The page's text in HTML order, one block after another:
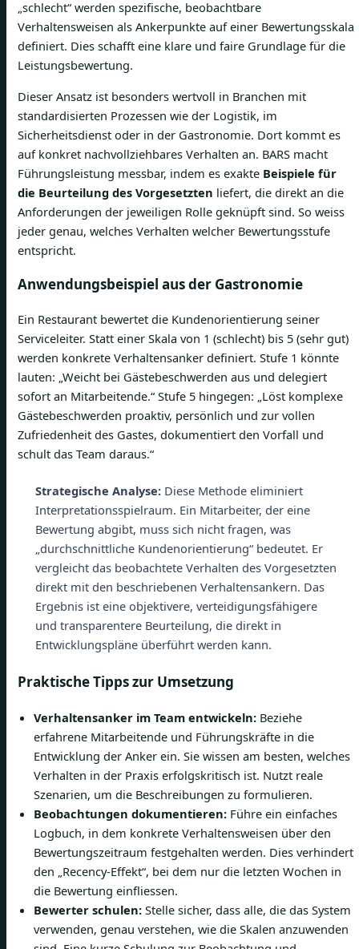
„schlecht“ werden spezifische, beobachtbare
Verhaltensweisen als Ankerpunkte auf einer Bewertungsskala
definiert. Dies schafft eine klare und faire Grundlage für die
Leistungsbewertung.
Dieser Ansatz ist besonders wertvoll in Branchen mit
standardisierten Prozessen wie der Logistik, im
Sicherheitsdienst oder in der Gastronomie. Dort kommt es
auf konkret nachvollziehbares Verhalten an. BARS macht
Führungsleistung messbar, indem es exakte Beispiele für
die Beurteilung des Vorgesetzten liefert, die direkt an die
Anforderungen der jeweiligen Rolle geknüpft sind. So weiss
jeder genau, welches Verhalten welcher Bewertungsstufe
entspricht.
Anwendungsbeispiel aus der Gastronomie
Ein Restaurant bewertet die Kundenorientierung seiner
Serviceleiter. Statt einer Skala von 1 (schlecht) bis 5 (sehr gut)
werden konkrete Verhaltensanker definiert. Stufe 1 könnte
lauten: „Weicht bei Gästebeschwerden aus und delegiert
sofort an Mitarbeitende.“ Stufe 5 hingegen: „Löst komplexe
Gästebeschwerden proaktiv, persönlich und zur vollen
Zufriedenheit des Gastes, dokumentiert den Vorfall und
schult das Team daraus.“
Strategische Analyse:Diese Methode eliminiert
Interpretationsspielraum. Ein Mitarbeiter, der eine
Bewertung abgibt, muss sich nicht fragen, was
„durchschnittliche Kundenorientierung“ bedeutet. Er
vergleicht das beobachtete Verhalten des Vorgesetzten
direkt mit den beschriebenen Verhaltensankern. Das
Ergebnis ist eine objektivere, verteidigungsfähigere
und transparentere Beurteilung, die direkt in
Entwicklungspläne überführt werden kann.
Praktische Tipps zur Umsetzung
Verhaltensanker im Team entwickeln: Beziehe
erfahrene Mitarbeitende und Führungskräfte in die
Entwicklung der Anker ein. Sie wissen am besten, welches
Verhalten in der Praxis erfolgskritisch ist. Nutzt reale
Szenarien, um die Beschreibungen zu formulieren.
Beobachtungen dokumentieren: Führe ein einfaches
Logbuch, in dem konkrete Verhaltensweisen über den
Bewertungszeitraum festgehalten werden. Dies verhindert
den „Recency-Effekt“, bei dem nur die letzten Wochen in
die Bewertung einfliessen.
Bewerter schulen: Stelle sicher, dass alle, die das System
verwenden, genau verstehen, wie die Skalen anzuwenden